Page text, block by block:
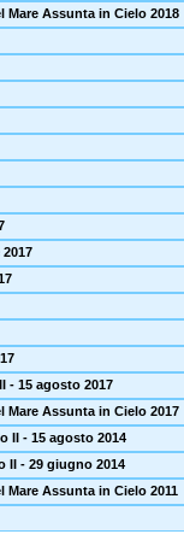
Mare Assunta in Cielo 2018
- 15 agosto 2017
Mare Assunta in Cielo 2017
II - 15 agosto 2014
II - 29 giugno 2014
Mare Assunta in Cielo 2011